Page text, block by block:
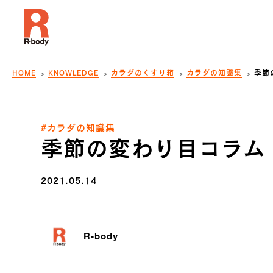
HOME KNOWLEDGE カラダのくすり箱 カラダの知識集 季節
#カラダの知識集
季節の変わり目コラム
2021.05.14
R-body